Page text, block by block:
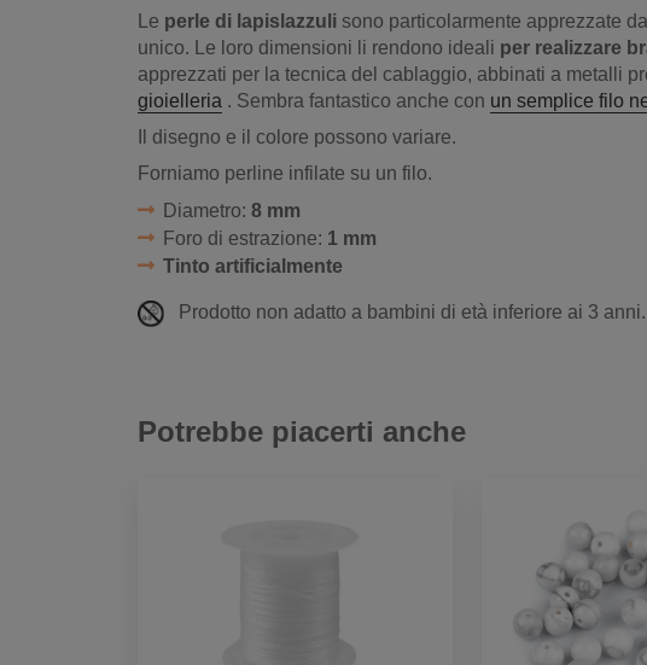
Le perle di lapislazzuli sono particolarmente apprezzate
unico. Le loro dimensioni li rendono ideali per realizzare
apprezzati per la tecnica del cablaggio, abbinati a metalli
gioielleria . Sembra fantastico anche con un semplice filo
Il disegno e il colore possono variare.
Forniamo perline infilate su un filo.
Diametro: 8 mm
Foro di estrazione: 1 mm
Tinto artificialmente
Prodotto non adatto a bambini di età inferiore ai 3
Potrebbe piacerti anche